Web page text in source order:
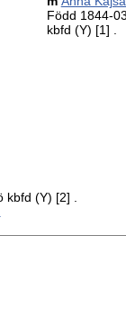
Född 1844-
kbfd (Y) [1]
kbfd (Y) [2] .